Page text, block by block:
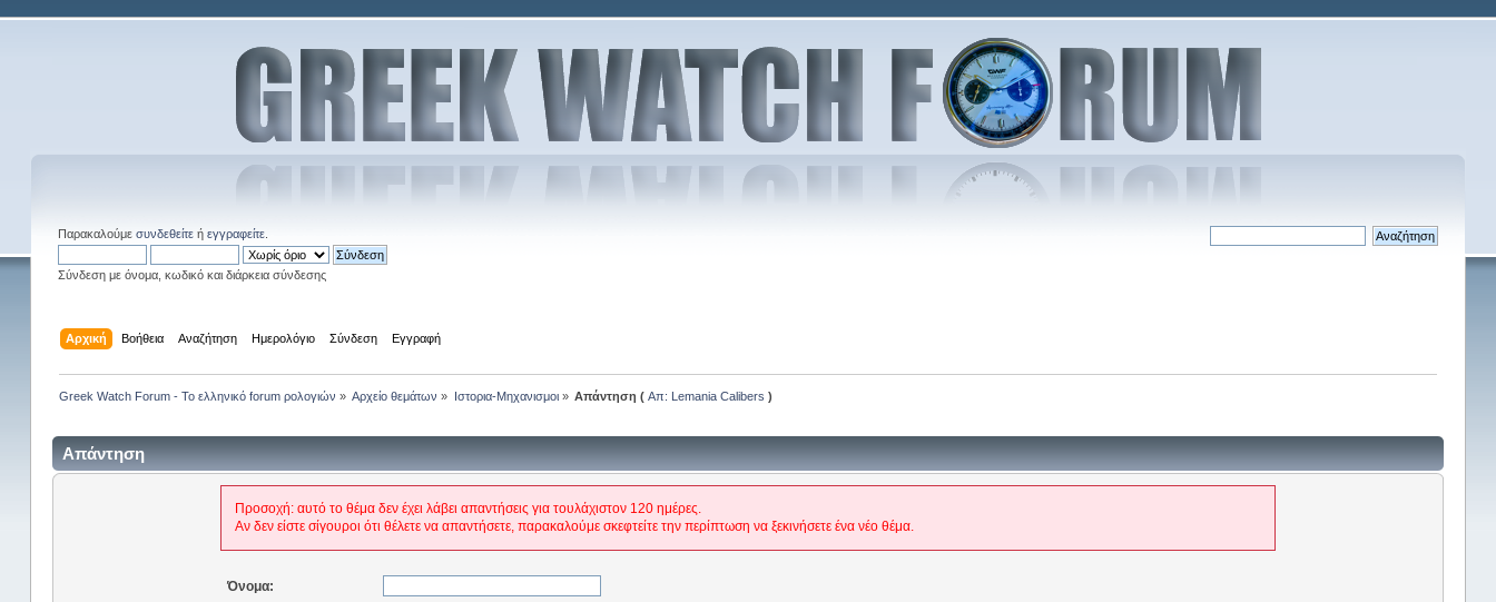
Παρακαλούμε συνδεθείτεή εγγραφείτε.
Σύνδεση με όνομα, κωδικό και διάρκεια σύνδεσης
Αρχική Βοήθεια Αναζήτηση Ημερολόγιο Σύνδεση Εγγραφή
Greek Watch Forum - Το ελληνικό forum ρολογιών » Αρχείο θεμάτων » Ιστορια-Μηχανισμοι» Απάντηση (Απ: Lemania Calibers )
Απάντηση
Προσοχή: αυτό το θέμα δεν έχει λάβει απαντήσεις για τουλάχιστον 120 ημέρες.
Αν δεν είστε σίγουροι ότι θέλετε να απαντήσετε, παρακαλούμε σκεφτείτε την περίπτωση να ξεκινήσετε ένα νέο θέμα.
Όνομα: